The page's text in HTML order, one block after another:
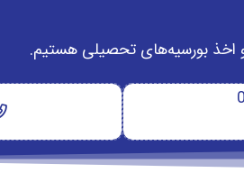
و اخذ بورسیه‌های تحصیلی هستیم.